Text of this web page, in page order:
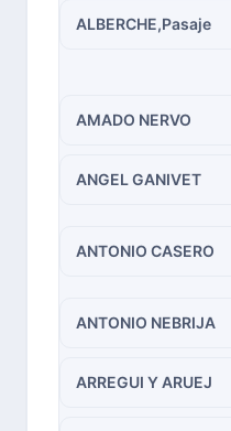
ALBERCHE,Pasaje
AMADO NERVO
ANGEL GANIVET
ANTONIO CASERO
ANTONIO NEBRIJA
ARREGUI Y ARUEJ